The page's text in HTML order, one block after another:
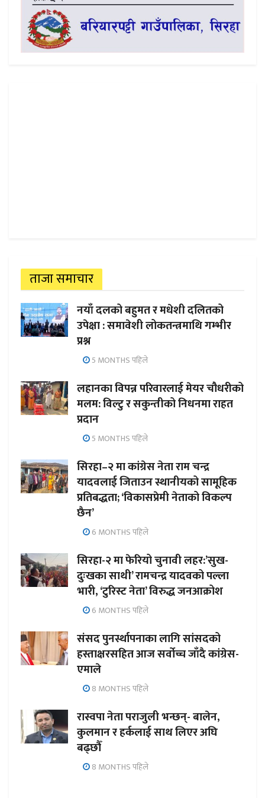
ताजा समाचार
नयाँ दलको बहुमत र मधेशी दलितको
उपेक्षा : समावेशी लोकतन्त्रमाथि गम्भीर
प्रश्न
5 MONTHS पहिले
लहानका विपन्न परिवारलाई मेयर चौधरीको
मलम: विल्टु र सकुन्तीको निधनमा राहत
प्रदान
5 MONTHS पहिले
सिरहा–२ मा कांग्रेस नेता राम चन्द्र
यादवलाई जिताउन स्थानीयको सामूहिक
प्रतिबद्धता; ‘विकासप्रेमी नेताको विकल्प
छैन’
6 MONTHS पहिले
सिरहा-२ मा फेरियो चुनावी लहर:’सुख-
दुःखका साथी’ रामचन्द्र यादवको पल्ला
भारी, ‘टुरिस्ट नेता’ विरुद्ध जनआक्रोश
6 MONTHS पहिले
संसद पुनर्स्थापनाका लागि सांसदको
हस्ताक्षरसहित आज सर्वोच्च जाँदै कांग्रेस-
एमाले
8 MONTHS पहिले
रास्वपा नेता पराजुली भन्छन्- बालेन,
कुलमान र हर्कलाई साथ लिएर अघि
बढ्छौँ
8 MONTHS पहिले